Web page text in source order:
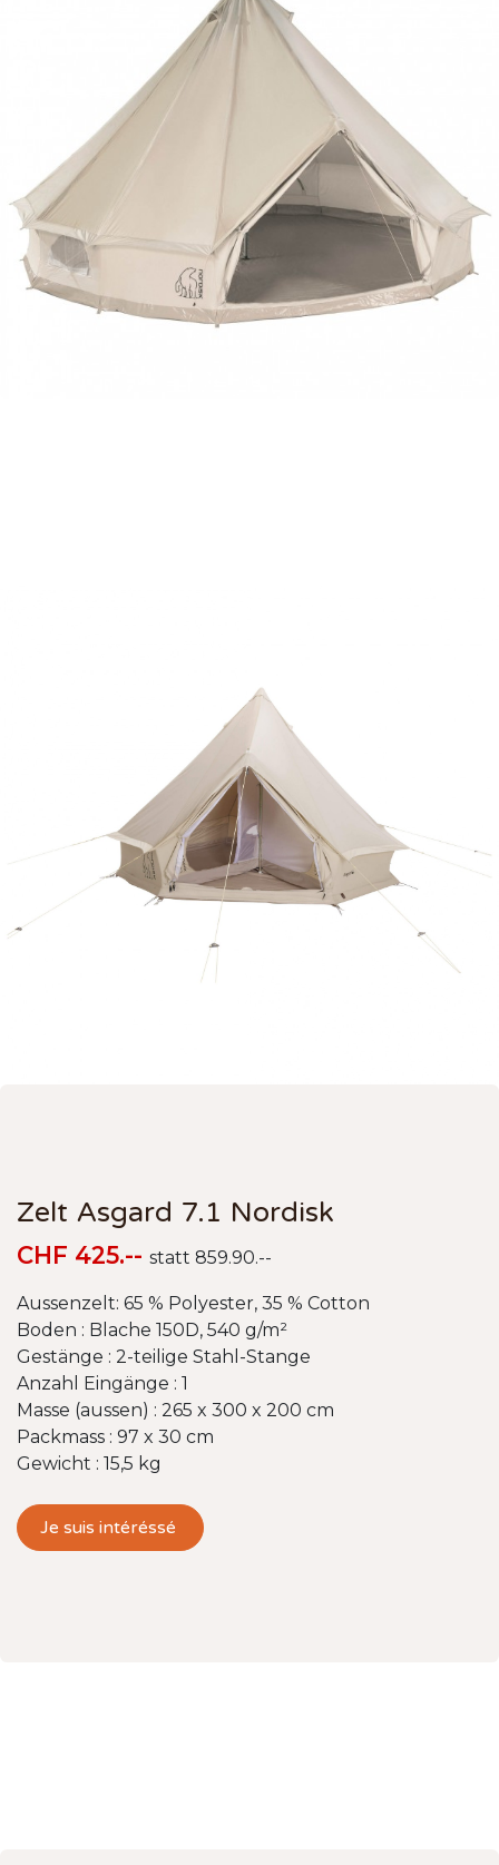
Zelt Asgard 7.1 Nordisk
CHF 425.-- statt 859.90.--
Aussenzelt: 65 % Polyester, 35 % Cotton
Boden : Blache 150D, 540 g/m²
Gestänge : 2-teilige Stahl-Stange
Anzahl Eingänge : 1
Masse (aussen) : 265 x 300 x 200 cm
Packmass : 97 x 30 cm
Gewicht : 15,5 kg
Je suis intéréssé